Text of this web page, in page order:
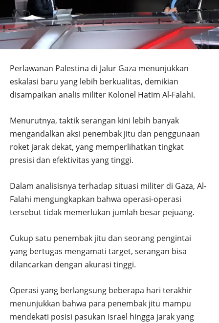
Perlawanan Palestina di Jalur Gaza menunjukkan
eskalasi baru yang lebih berkualitas, demikian
disampaikan analis militer Kolonel Hatim Al-Falahi.
Menurutnya, taktik serangan kini lebih banyak
mengandalkan aksi penembak jitu dan penggunaan
roket jarak dekat, yang memperlihatkan tingkat
presisi dan efektivitas yang tinggi.
Dalam analisisnya terhadap situasi militer di Gaza, Al-
Falahi mengungkapkan bahwa operasi-operasi
tersebut tidak memerlukan jumlah besar pejuang.
Cukup satu penembak jitu dan seorang pengintai
yang bertugas mengamati target, serangan bisa
dilancarkan dengan akurasi tinggi.
Operasi yang berlangsung beberapa hari terakhir
menunjukkan bahwa para penembak jitu mampu
mendekati posisi pasukan Israel hingga jarak yang